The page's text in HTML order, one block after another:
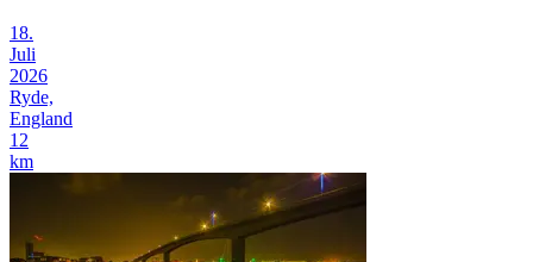
18.
Juli
2026
Ryde,
England
12
km